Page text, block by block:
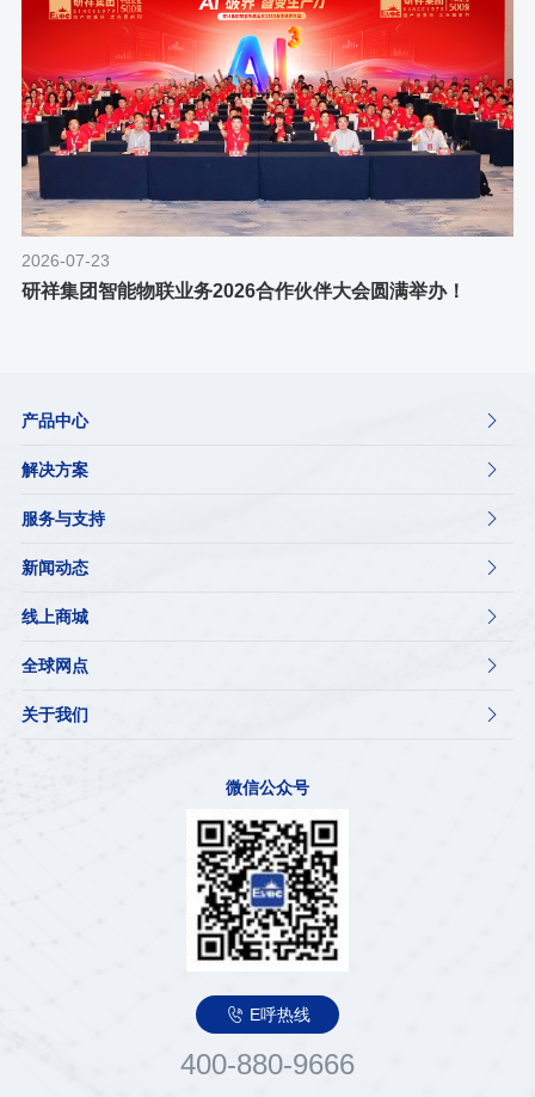
2026-07-23
研祥集团智能物联业务2026合作伙伴大会圆满举办！
产品中心 
解决方案 
服务与支持 
新闻动态 
线上商城 
全球网点 
关于我们 
微信公众号
 E呼热线
400-880-9666